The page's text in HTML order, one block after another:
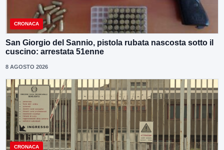
CRONACA
San Giorgio del Sannio, pistola rubata nascosta sotto il
cuscino: arrestata 51enne
8 AGOSTO 2026
CRONACA